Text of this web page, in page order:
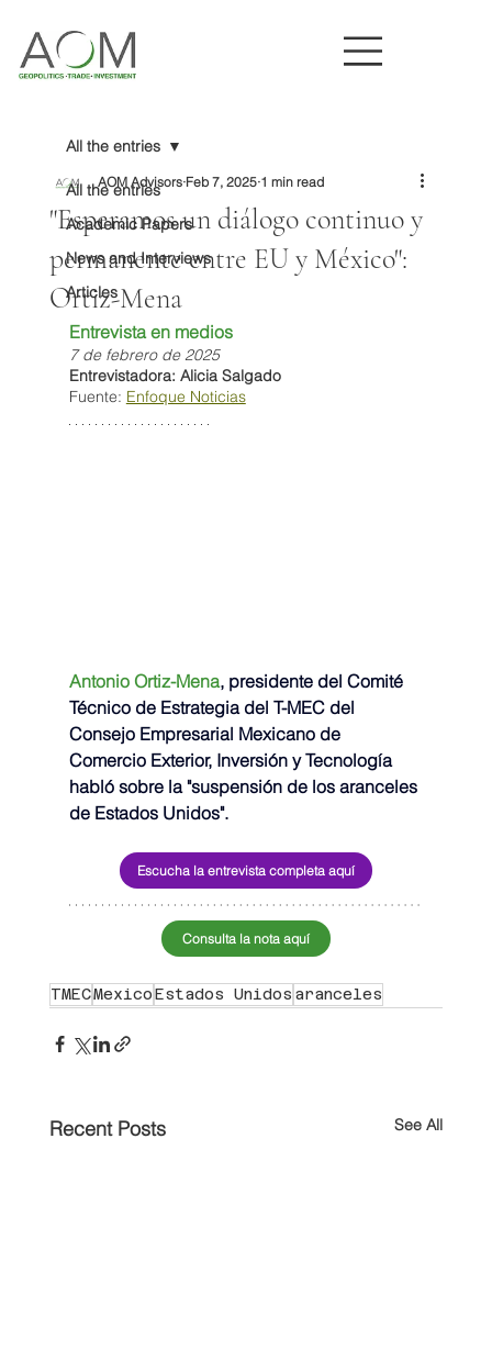
All the entries
Academic Papers
News and Interviews
Articles
All the entries
"Esperamos un diálogo continuo y
permanente entre EU y México":
Ortiz-Mena
AOM Advisors Feb 7, 2025 1 min read
Entrevista en medios
7 de febrero de 2025
Entrevistadora: Alicia Salgado
Fuente: Enfoque Noticias
Antonio Ortiz-Mena, presidente del Comité
Técnico de Estrategia del T-MEC del
Consejo Empresarial Mexicano de
Comercio Exterior, Inversión y Tecnología
habló sobre la "suspensión de los aranceles
de Estados Unidos".
Escucha la entrevista completa aquí
Consulta la nota aquí
TMECMexicoEstados Unidos aranceles
Recent Posts See All